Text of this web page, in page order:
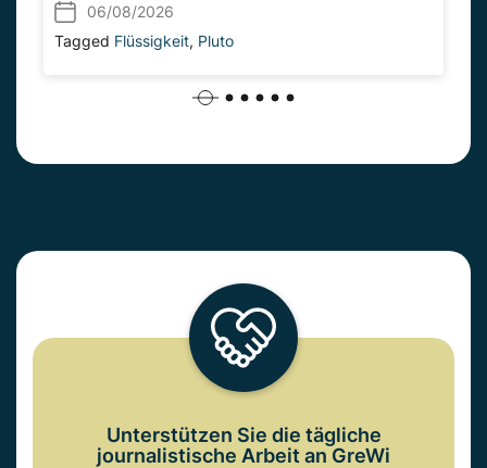
06/08/2026
Tagged Flüssigkeit, Pluto
Unterstützen Sie die tägliche
journalistische Arbeit an GreWi